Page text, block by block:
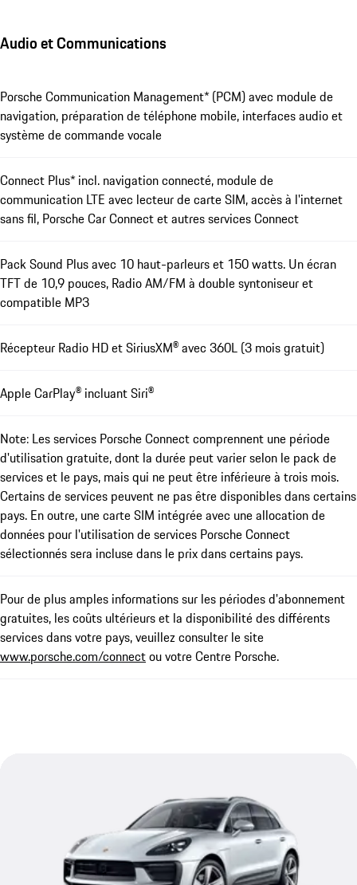
Audio et Communications
Porsche Communication Management* (PCM) avec module de
navigation, préparation de téléphone mobile, interfaces audio et
système de commande vocale
Connect Plus* incl. navigation connecté, module de
communication LTE avec lecteur de carte SIM, accès à l'internet
sans fil, Porsche Car Connect et autres services Connect
Pack Sound Plus avec 10 haut-parleurs et 150 watts. Un écran
TFT de 10,9 pouces, Radio AM/FM à double syntoniseur et
compatible MP3
Récepteur Radio HD et SiriusXM® avec 360L (3 mois gratuit)
Apple CarPlay® incluant Siri®
Note: Les services Porsche Connect comprennent une période
d'utilisation gratuite, dont la durée peut varier selon le pack de
services et le pays, mais qui ne peut être inférieure à trois mois.
Certains de services peuvent ne pas être disponibles dans certains
pays. En outre, une carte SIM intégrée avec une allocation de
données pour l'utilisation de services Porsche Connect
sélectionnés sera incluse dans le prix dans certains pays.
Pour de plus amples informations sur les périodes d'abonnement
gratuites, les coûts ultérieurs et la disponibilité des différents
services dans votre pays, veuillez consulter le site
www.porsche.com/connectou votre Centre Porsche.